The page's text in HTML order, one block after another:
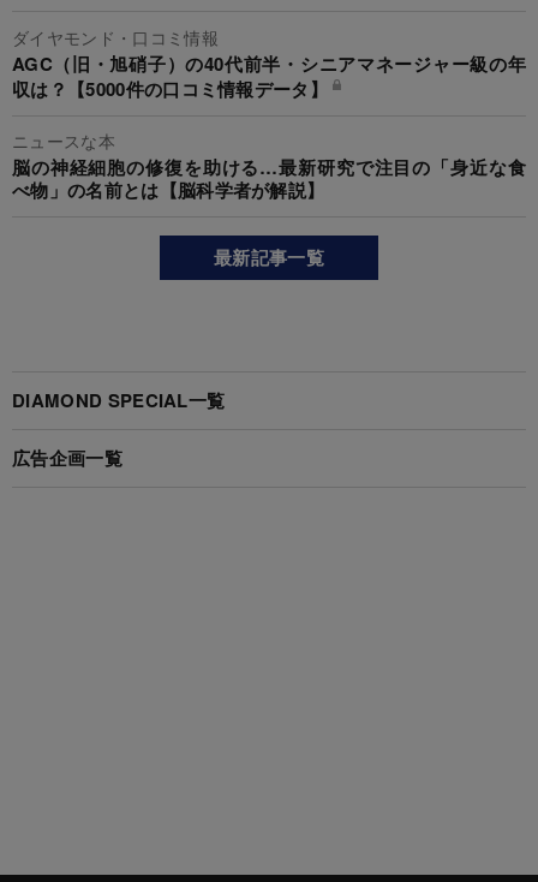
ダイヤモンド・口コミ情報
AGC（旧・旭硝子）の40代前半・シニアマネージャー級の年
収は？【5000件の口コミ情報データ】
ニュースな本
脳の神経細胞の修復を助ける…最新研究で注目の「身近な食
べ物」の名前とは【脳科学者が解説】
最新記事一覧
DIAMOND SPECIAL一覧
広告企画一覧